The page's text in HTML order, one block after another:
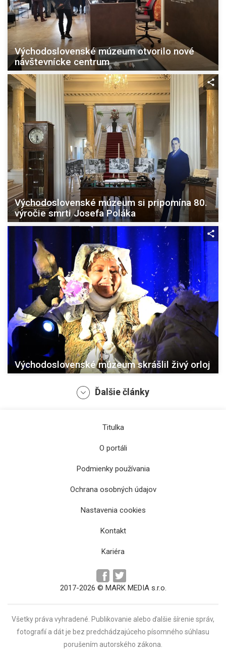
Východoslovenské múzeum otvorilo nové
návštevnícke centrum
Východoslovenské múzeum si pripomína 80.
výročie smrti Josefa Poláka
Východoslovenské múzeum skrášlil živý orloj
Súčasťou expozície Nitky života je aj
najstaršia vianočná výzdoba či betlehem
Ďalšie články
Titulka
O portáli
Podmienky používania
Ochrana osobných údajov
Nastavenia cookies
Kontakt
Kariéra
2017-2026 © MARK MEDIA s.r.o.
Všetky práva vyhradené. Publikovanie alebo ďalšie šírenie správ,
fotografií a dát je bez predchádzajúceho písomného súhlasu
porušením autorského zákona.